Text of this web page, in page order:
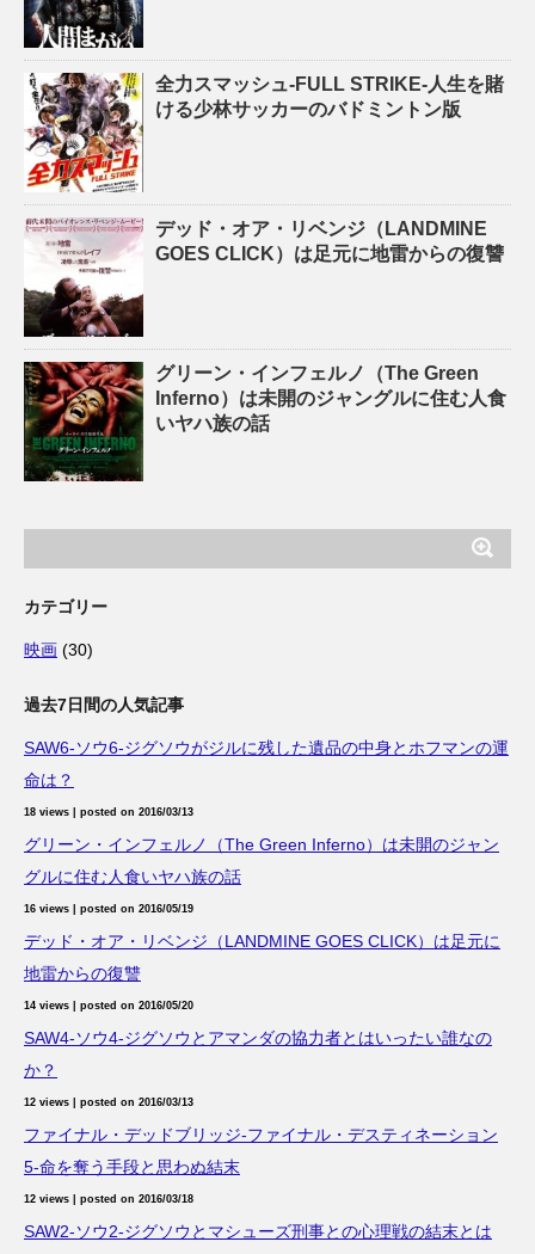
全力スマッシュ-FULL STRIKE-人生を賭
ける少林サッカーのバドミントン版
デッド・オア・リベンジ（LANDMINE
GOES CLICK）は足元に地雷からの復讐
グリーン・インフェルノ（The Green
Inferno）は未開のジャングルに住む人食
いヤハ族の話
カテゴリー
映画 (30)
過去7日間の人気記事
SAW6-ソウ6-ジグソウがジルに残した遺品の中身とホフマンの運
命は？
18 views posted on 2016/03/13
グリーン・インフェルノ（The Green Inferno）は未開のジャン
グルに住む人食いヤハ族の話
16 views posted on 2016/05/19
デッド・オア・リベンジ（LANDMINE GOES CLICK）は足元に
地雷からの復讐
14 views posted on 2016/05/20
SAW4-ソウ4-ジグソウとアマンダの協力者とはいったい誰なの
か？
12 views posted on 2016/03/13
ファイナル・デッドブリッジ-ファイナル・デスティネーション
5-命を奪う手段と思わぬ結末
12 views posted on 2016/03/18
SAW2-ソウ2-ジグソウとマシューズ刑事との心理戦の結末とは